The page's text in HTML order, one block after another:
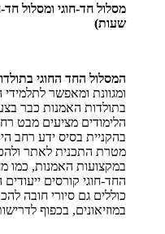
שעות)
המסלול החד החוגי
ומגוונת ומאפשר
בתולדות האמנות כבר
הלימודים מציעים מבט
בהקניית בסיס ידע רחב
מטרת התכנית לאתר
במקצועות האמנות, כמו
החד-חוגי קורסים
כוללים גם סיורי חובה
במוזיאונים, בכפוף